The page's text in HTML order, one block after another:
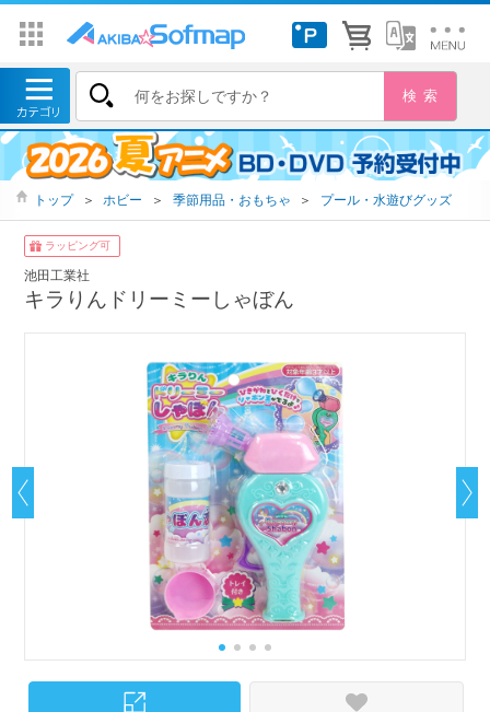
トップ ＞ ホビー ＞ 季節用品・おもちゃ ＞ プール・水遊びグッズ
ラッピング可
池田工業社
キラりんドリーミーしゃぼん